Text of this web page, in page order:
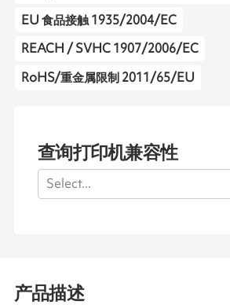
EU 食品接触 1935/2004/EC
REACH / SVHC 1907/2006/EC
RoHS/重金属限制 2011/65/EU
查询打印机兼容性
Select...
产品描述